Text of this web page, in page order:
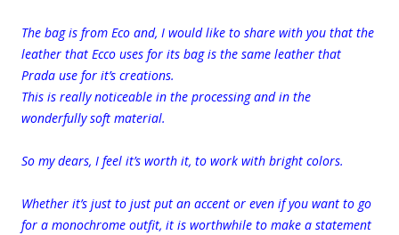
The bag is from Eco and, I would like to share with you that the
leather that Ecco uses for its bag is the same leather that
Prada use for it’s creations.
This is really noticeable in the processing and in the
wonderfully soft material.
So my dears, I feel it’s worth it, to work with bright colors.
Whether it’s just to just put an accent or even if you want to go
for a monochrome outfit, it is worthwhile to make a statement